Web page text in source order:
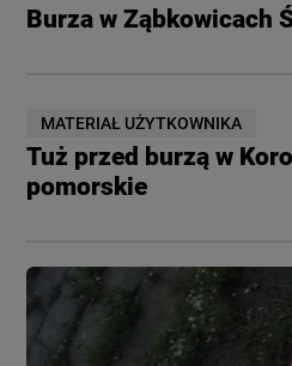
Burza w Ząbkowicach
MATERIAŁ UŻYTKOWNIKA
Tuż przed burzą w
pomorskie